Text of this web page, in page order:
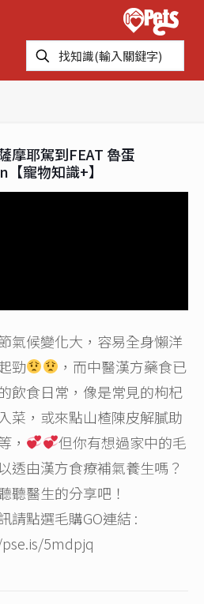
摩耶駕到FEAT 魯蛋
寵物知識+】
氣候變化大，容易全身懶洋
勁
，而中醫漢方藥食已
飲食日常，像是常見的枸杞
菜，或來點山楂陳皮解膩助
，
但你有想過家中的毛
透由漢方食療補氣養生嗎？
聽醫生的分享吧！
請點選毛購GO連結 :
5mdpjq